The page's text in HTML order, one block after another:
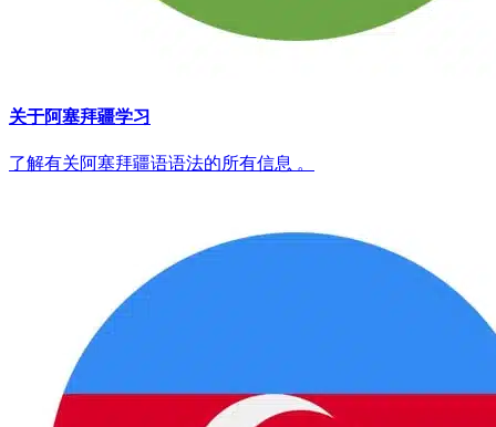
关于阿塞拜疆学习
了解有关阿塞拜疆语语法的所有信息 。